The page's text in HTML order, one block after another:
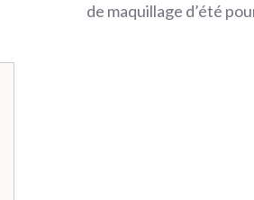
de maquillage d’été